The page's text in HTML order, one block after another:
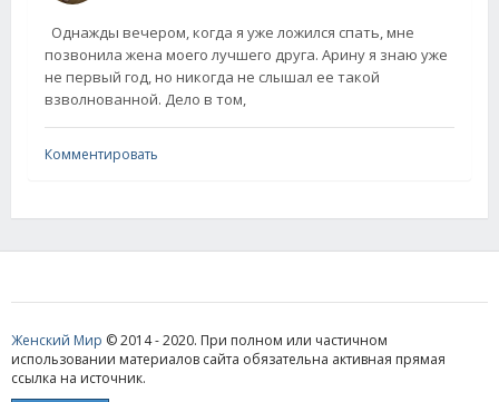
Однажды вечером, когда я уже ложился спать, мне
позвонила жена моего лучшего друга. Арину я знаю уже
не первый год, но никогда не слышал ее такой
взволнованной. Дело в том,
Комментировать
Женский Мир © 2014 - 2020. При полном или частичном
использовании материалов сайта обязательна активная прямая
ссылка на источник.